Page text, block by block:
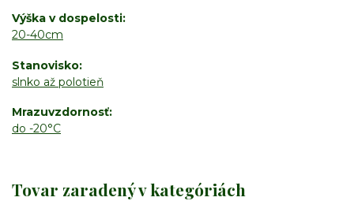
Výška v dospelosti
20-40cm
Stanovisko
slnko až polotieň
Mrazuvzdornosť
do -20°C
Tovar zaradený v kategóriách